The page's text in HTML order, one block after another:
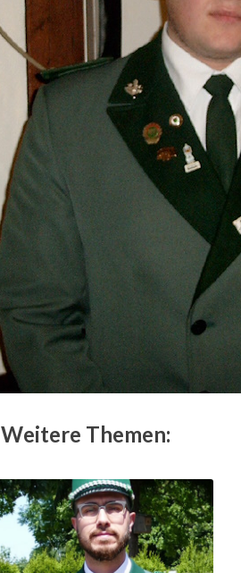
Weitere Themen: